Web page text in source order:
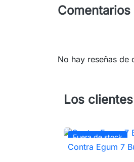
Comentarios
No hay reseñas de
Los
Fuera de stock
 Vista
Contra Egum 7